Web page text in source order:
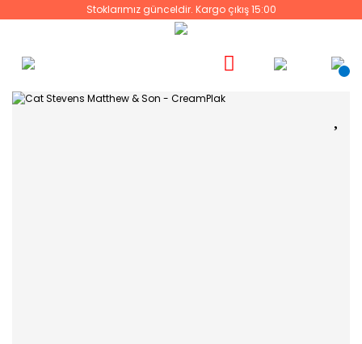
Stoklarımız günceldir. Kargo çıkış 15:00